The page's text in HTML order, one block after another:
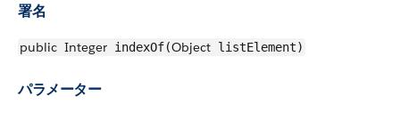
署名
public Integer indexOf(Object listElement)
パラメーター